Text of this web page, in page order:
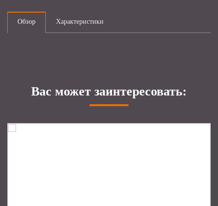
Обзор Характеристики
Вас может заинтересовать: